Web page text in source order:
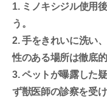
1. ミノキシジル使用
う。
2. 手をきれいに洗い
性のある場所は徹底
3. ペットが曝露した
ず獣医師の診察を受け